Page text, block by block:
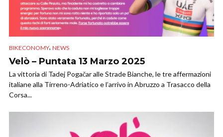
BIKECONOMY, NEWS
Velò – Puntata 13 Marzo 2025
La vittoria di Tadej Pogačar alle Strade Bianche, le tre affermazioni
italiane alla Tirreno-Adriatico e l’arrivo in Abruzzo a Trasacco della
Corsa...